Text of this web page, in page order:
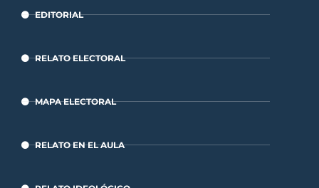
EDITORIAL
RELATO ELECTORAL
MAPA ELECTORAL
RELATO EN EL AULA